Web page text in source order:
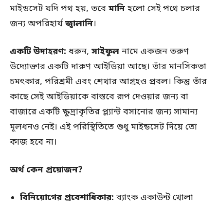
মাইন্ডসেট যদি পথ হয়, তবে মানি হলো সেই পথে চলার
জন্য অপরিহার্য জ্বালানি।
একটি উদাহরণ: ধরুন, সাইফুল নামে একজন তরুণ
উদ্যোক্তার একটি দারুণ আইডিয়া আছে। তাঁর মানসিকতা
চমৎকার, পরিশ্রমী এবং শেখার আগ্রহও প্রবল। কিন্তু তাঁর
কাছে সেই আইডিয়াকে বাস্তবে রূপ দেওয়ার জন্য বা
বাজারে একটি ক্ষুদ্রাকৃতির প্ল্যান্ট বসানোর জন্য সামান্য
মূলধনও নেই। এই পরিস্থিতিতে শুধু মাইন্ডসেট দিয়ে তো
কাজ হবে না।
অর্থ কেন প্রয়োজন?
বিনিয়োগের প্রবেশাধিকার: ব্যাংক একাউন্ট খোলা